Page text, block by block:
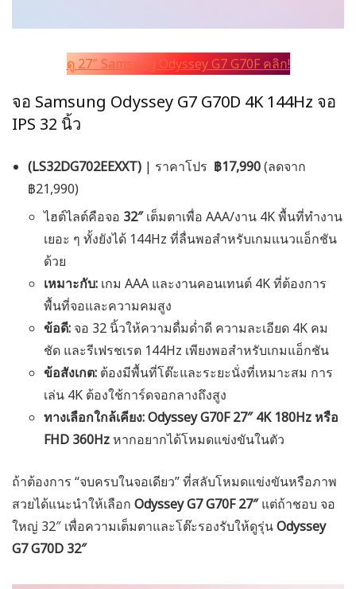
ดู 27″ Samsung Odyssey G7 G70F คลิก!
จอ Samsung Odyssey G7 G70D 4K 144Hz จอ
IPS 32 นิ้ว
(LS32DG702EEXXT) | ราคาโปร ฿17,990(ลดจาก
฿21,990)
ไฮต์ไลต์คือจอ 32″เต็มตาเพื่อ AAA/งาน 4K พื้นที่ทำงาน
เยอะ ๆ ทั้งยังได้ 144Hz ที่ลื่นพอสำหรับเกมแนวแอ็กชัน
ด้วย
เหมาะกับ: เกม AAA และงานคอนเทนต์ 4K ที่ต้องการ
พื้นที่จอและความคมสูง
ข้อดี: จอ 32 นิ้วให้ความดื่มด่ำดี ความละเอียด 4K คม
ชัด และรีเฟรชเรต 144Hz เพียงพอสำหรับเกมแอ็กชัน
ข้อสังเกต: ต้องมีพื้นที่โต๊ะและระยะนั่งที่เหมาะสม การ
เล่น 4K ต้องใช้การ์ดจอกลางถึงสูง
ทางเลือกใกล้เคียง:Odyssey G70F 27″ 4K 180Hz หรือ
FHD 360Hzหากอยากได้โหมดแข่งขันในตัว
ถ้าต้องการ “จบครบในจอเดียว” ที่สลับโหมดแข่งขันหรือภาพ
สวยได้แนะนำให้เลือก Odyssey G7 G70F 27″แต่ถ้าชอบ จอ
ใหญ่ 32″ เพื่อความเต็มตาและโต๊ะรองรับให้ดูรุ่นOdyssey
G7 G70D 32″